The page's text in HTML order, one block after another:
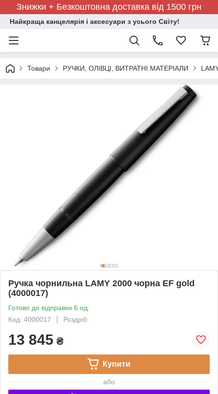
Знижки + Безкоштовна доставка від 1500 грн
Найкраща канцелярія і аксесуари з усього Світу!
Товари РУЧКИ, ОЛІВЦІ, ВИТРАТНІ МАТЕРІАЛИ
Ручка чорнильна LAMY 2000 чорна EF gold
(4000017)
Готово до відправки 6 од.
Код: 4000017
Роздріб
13 845 ₴
Купити
або